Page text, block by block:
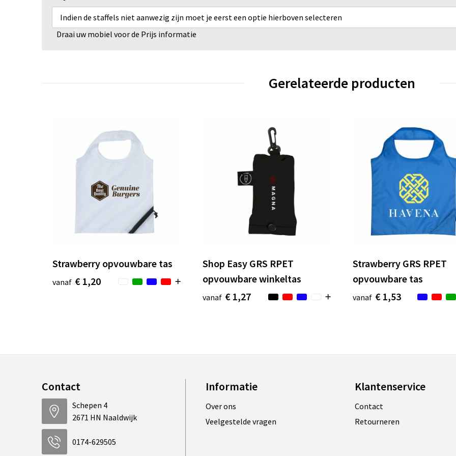
Indien de staffels niet aanwezig zijn moet je eerst een optie hierboven selecteren
Draai uw mobiel voor de Prijs informatie
Gerelateerde producten
Strawberry opvouwbare tas
vanaf € 1,20
Shop Easy GRS RPET
opvouwbare winkeltas
vanaf € 1,27
Strawberry GRS RPET
opvouwbare tas
vanaf € 1,53
Contact
Schepen 4
2671 HN Naaldwijk
0174-629505
Informatie
Over ons
Veelgestelde vragen
Klantenservice
Contact
Retourneren